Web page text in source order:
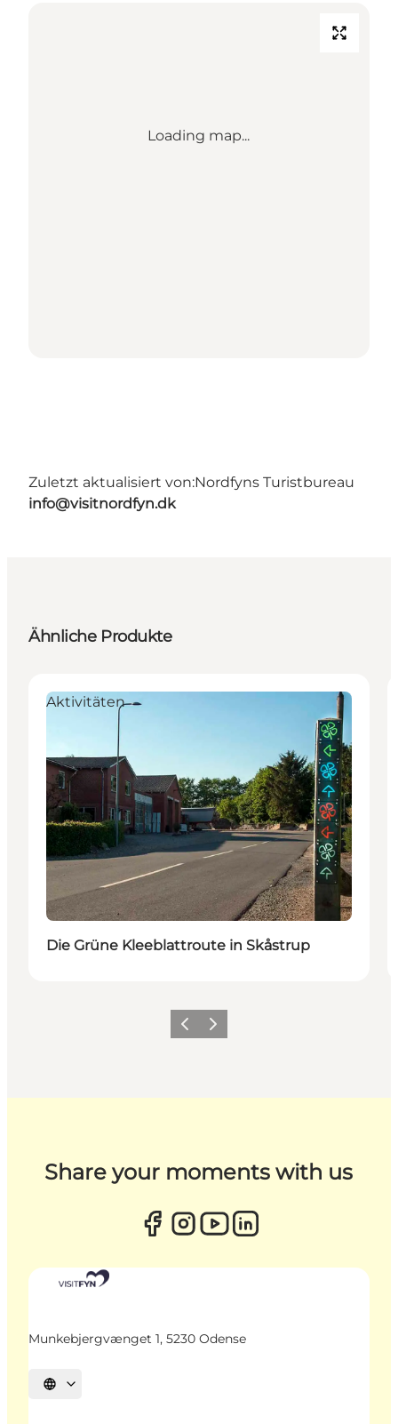
Loading map...
Zuletzt aktualisiert von:Nordfyns Turistbureau
info@visitnordfyn.dk
Ähnliche Produkte
Aktivitäten
Die Grüne Kleeblattroute in Skåstrup
ZurückWeiter
Share your moments with us
Munkebjergvænget 1, 5230 Odense
Sprache auswählen